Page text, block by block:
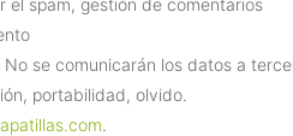
No se comunicarán los datos a
portabilidad, olvido.
.